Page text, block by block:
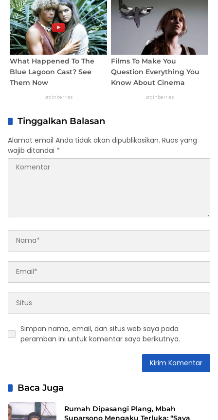
Tinggalkan Balasan
Alamat email Anda tidak akan dipublikasikan. Ruas yang
wajib ditandai *
Simpan nama, email, dan situs web saya pada
peramban ini untuk komentar saya berikutnya.
Baca Juga
Rumah Dipasangi Plang, Mbah
Suparsono Mengaku Terluka: “Saya